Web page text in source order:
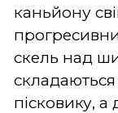
каньйону
скель над
пісковику, а